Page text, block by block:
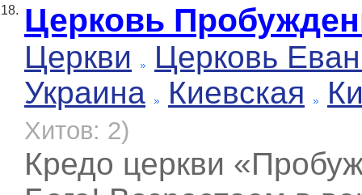
18. Церковь
Церкви
Церковь
Украина
Киевская
Хитов: 2)
Кредо церкви